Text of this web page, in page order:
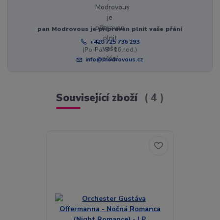
pan Modrovous je připraven plnit vaše přání
+420 725 736 293
(Po-Pá, 8 - 16 hod.)
info@modrovous.cz
Související zboží 4